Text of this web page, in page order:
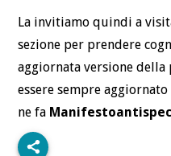
La invitiamo quindi a
sezione per prendere
aggiornata versione
essere sempre
ne fa